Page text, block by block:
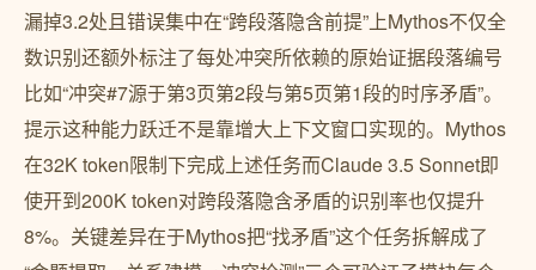
漏掉3.2处且错误集中在“跨段落隐含前提”上Mythos不仅全
数识别还额外标注了每处冲突所依赖的原始证据段落编号
比如“冲突#7源于第3页第2段与第5页第1段的时序矛盾”。
提示这种能力跃迁不是靠增大上下文窗口实现的。Mythos
在32K token限制下完成上述任务而Claude 3.5 Sonnet即
使开到200K token对跨段落隐含矛盾的识别率也仅提升
8%。关键差异在于Mythos把“找矛盾”这个任务拆解成了